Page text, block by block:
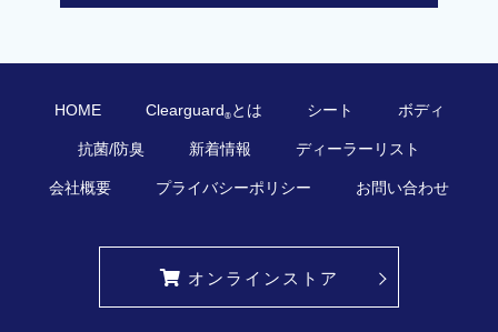
HOME Clearguard®とは シート ボディ
抗菌/防臭 新着情報 ディーラーリスト
会社概要 プライバシーポリシー お問い合わせ
オンラインストア